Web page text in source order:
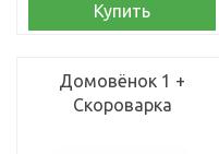
Купить
Домовёнок 1 +
Скороварка